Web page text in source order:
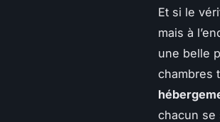
Et si le
mais à
une belle
chambres
chacun se